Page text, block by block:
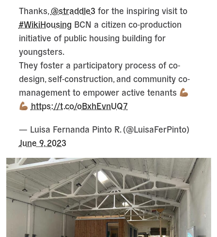
Thanks, @straddle3 for the inspiring visit to
#WikiHousing BCN a citizen co-production
initiative of public housing building for
youngsters.
They foster a participatory process of co-
design, self-construction, and community co-
management to empower active tenants
https://t.co/oBxhEvnUQ7
— Luisa Fernanda Pinto R. (@LuisaFerPinto)
June 9, 2023